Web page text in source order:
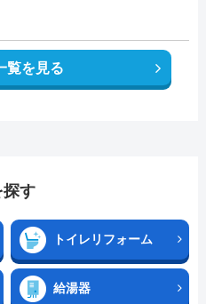
覧を見る
探す
トイレリフォーム
給湯器